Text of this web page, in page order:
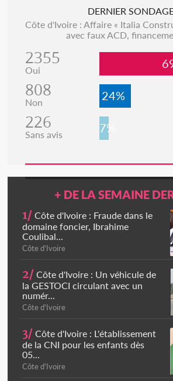
DERNIER
Côte d'Ivoire : Affaire « Italia
avec faux ACD,
2355
Oui
808
Non 24%
226
Sans avis 7%
+ DE LA SEMAINE
1/ Côte d'Ivoire : Fraude dans le
domaine foncier, Ibrahime
Coulibal...
Côte d'Ivoire
2/ Côte d'Ivoire : Un véhicule de
la GESTOCI circulant avec un
numér...
Côte d'Ivoire
3/ Côte d'Ivoire : L'établissement
de la CNI pour les enfants dès
05...
Côte d'Ivoire